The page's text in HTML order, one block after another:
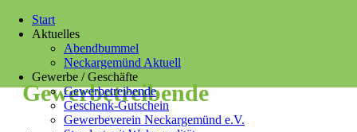
Start
Aktuelles
Abendbummel
Neckargemünd Aktuell
Gewerbe / Geschäfte
Gewerbetreibende
Geschenk-Gutschein
Gewerbeverein Neckargemünd e.V.
Gewerbetreibende